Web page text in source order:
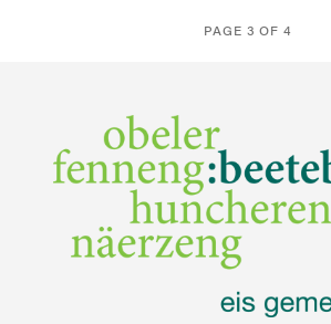
PAGE 3 OF 4